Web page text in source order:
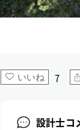
いいね 7
設計士コ